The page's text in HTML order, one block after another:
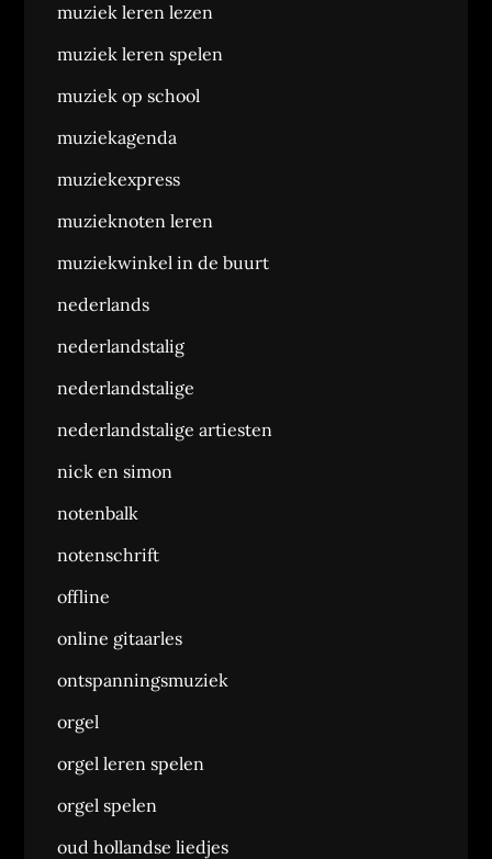
muziek leren lezen
muziek leren spelen
muziek op school
muziekagenda
muziekexpress
muzieknoten leren
muziekwinkel in de buurt
nederlands
nederlandstalig
nederlandstalige
nederlandstalige artiesten
nick en simon
notenbalk
notenschrift
offline
online gitaarles
ontspanningsmuziek
orgel
orgel leren spelen
orgel spelen
oud hollandse liedjes